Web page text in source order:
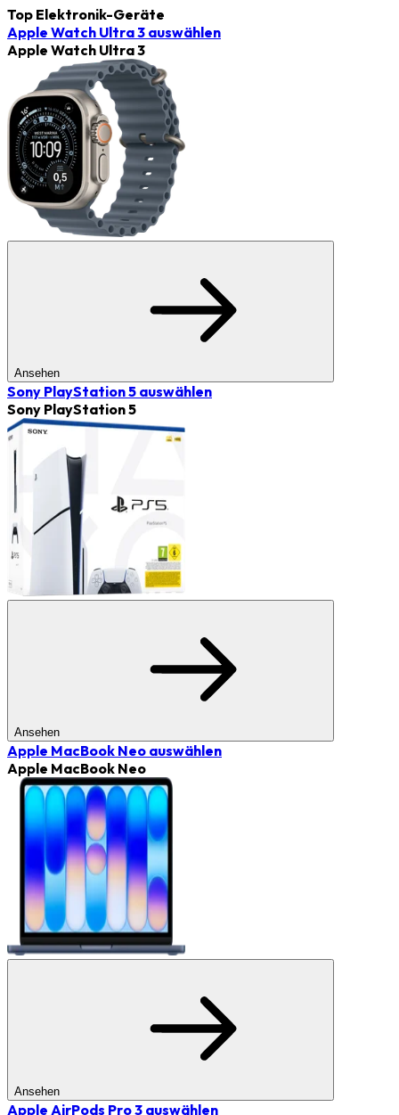
Top Elektronik-Geräte
Apple Watch Ultra 3 auswählen
Apple Watch Ultra 3
Ansehen
Sony PlayStation 5 auswählen
Sony PlayStation 5
Ansehen
Apple MacBook Neo auswählen
Apple MacBook Neo
Ansehen
Apple AirPods Pro 3 auswählen